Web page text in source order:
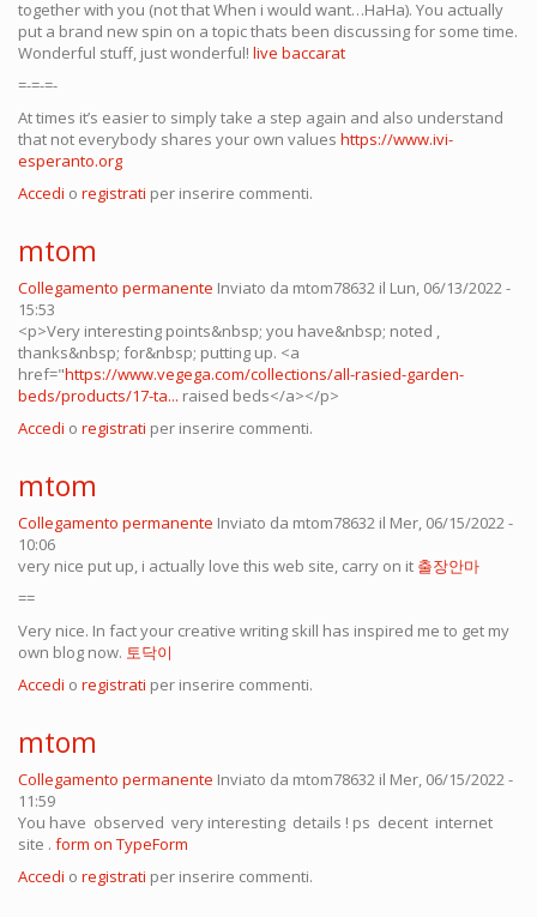
together with you (not that When i would want…HaHa). You actually
put a brand new spin on a topic thats been discussing for some time.
Wonderful stuff, just wonderful! live baccarat
=-=-=-
At times it’s easier to simply take a step again and also understand
that not everybody shares your own values https://www.ivi-
esperanto.org
Accedi o registrati per inserire commenti.
mtom
Collegamento permanente Inviato da mtom78632 il Lun, 06/13/2022 -
15:53
<p>Very interesting points&nbsp; you have&nbsp; noted ,
thanks&nbsp; for&nbsp; putting up. <a
href="https://www.vegega.com/collections/all-rasied-garden-
beds/products/17-ta... raised beds</a></p>
Accedi o registrati per inserire commenti.
mtom
Collegamento permanente Inviato da mtom78632 il Mer, 06/15/2022 -
10:06
very nice put up, i actually love this web site, carry on it 출장안마
==
Very nice. In fact your creative writing skill has inspired me to get my
own blog now. 토닥이
Accedi o registrati per inserire commenti.
mtom
Collegamento permanente Inviato da mtom78632 il Mer, 06/15/2022 -
11:59
You have observed very interesting details ! ps decent internet
site . form on TypeForm
Accedi o registrati per inserire commenti.